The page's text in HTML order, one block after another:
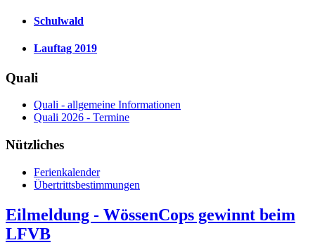
Schulwald
Lauftag 2019
Quali
Quali - allgemeine Informationen
Quali 2026 - Termine
Nützliches
Ferienkalender
Übertrittsbestimmungen
Eilmeldung - WössenCops gewinnt beim
LFVB